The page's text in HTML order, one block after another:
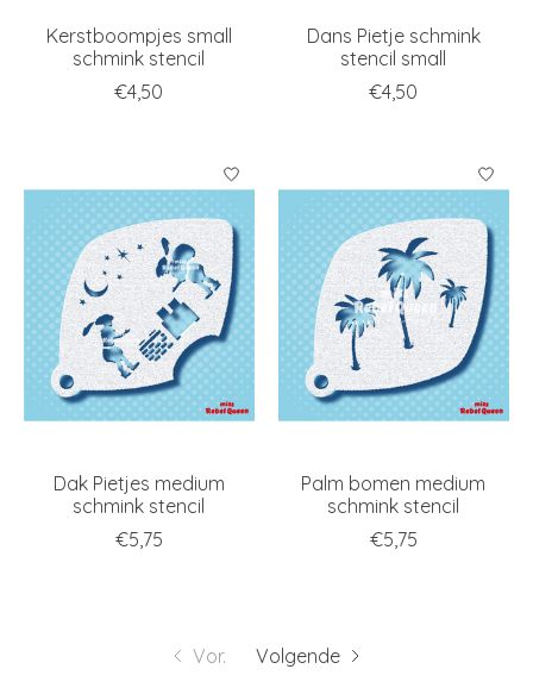
Kerstboompjes small
schmink stencil
€4,50
Dans Pietje schmink
stencil small
€4,50
Dak Pietjes medium
schmink stencil
€5,75
Palm bomen medium
schmink stencil
€5,75
Vor. Volgende